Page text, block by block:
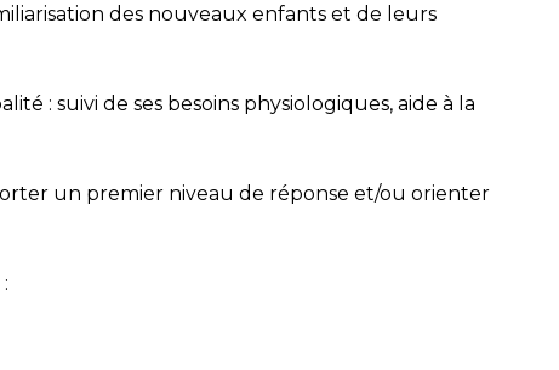
des nouveaux enfants et de leurs
: suivi de ses besoins physiologiques, aide à la
un premier niveau de réponse et/ou orienter